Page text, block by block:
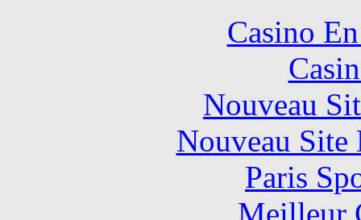
Casino
Nouveau
Nouveau Site
Paris
Meilleur